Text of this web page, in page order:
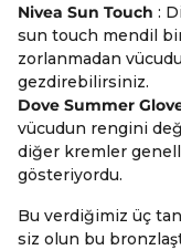
Nivea Sun Touch :
sun touch mendil bir
zorlanmadan
gezdirebilirsiniz.
Dove Summer
vücudun rengini
diğer kremler
gösteriyordu.
Bu verdiğimiz üç
siz olun bu